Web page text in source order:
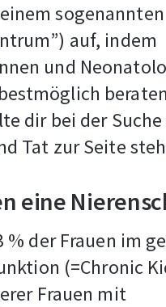
sogenannten
auf, indem
und
dir bei der Suche
Tat zur Seite
eine
der Frauen im
(=Chronic
Frauen mit